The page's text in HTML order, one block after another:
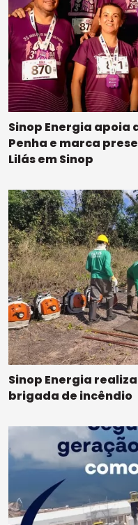
Sinop Energia apoia
Penha e marca
Lilás em Sinop
Sinop Energia
brigada de incêndio